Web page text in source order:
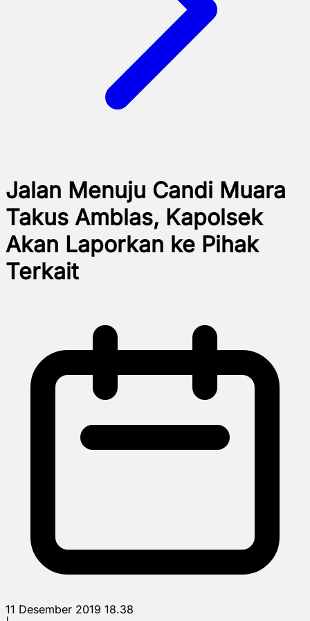
Jalan Menuju Candi Muara
Takus Amblas, Kapolsek
Akan Laporkan ke Pihak
Terkait
11 Desember 2019 18.38